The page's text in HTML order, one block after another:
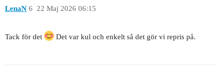
LenaN 22 Maj 2026 06:15
6
Tack för det Det var kul och enkelt så det gör vi repris på.